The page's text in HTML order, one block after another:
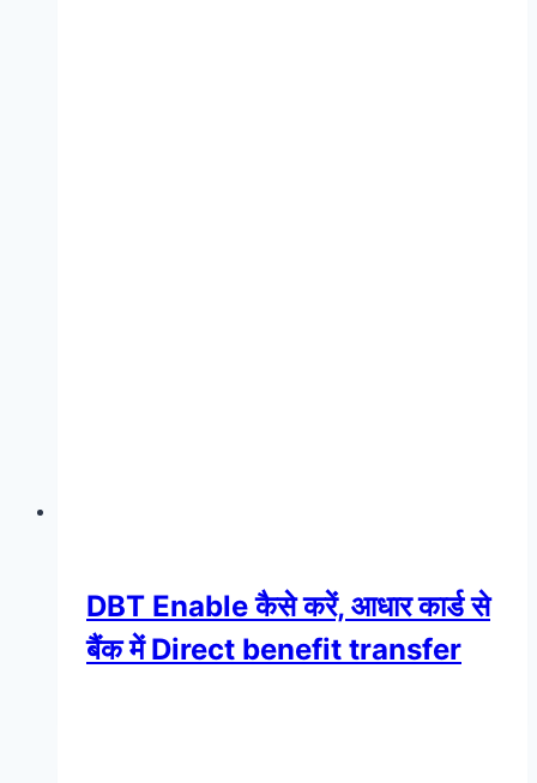
DBT Enable कैसे करें, आधार कार्ड से
बैंक में Direct benefit transfer